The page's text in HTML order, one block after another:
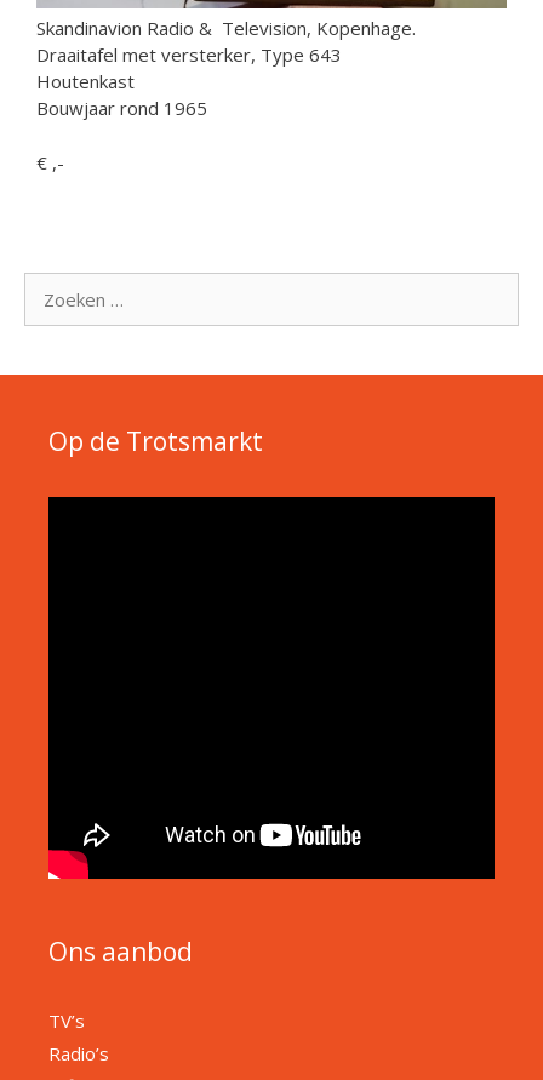
Skandinavion Radio & Television, Kopenhage.
Draaitafel met versterker, Type 643
Houtenkast
Bouwjaar rond 1965
€ ,-
naar:
Op de Trotsmarkt
Ons aanbod
TV’s
Radio’s